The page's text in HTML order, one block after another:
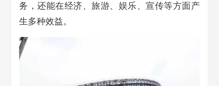
务，还能在经济、旅游、娱乐、宣传等方面产
生多种效益。